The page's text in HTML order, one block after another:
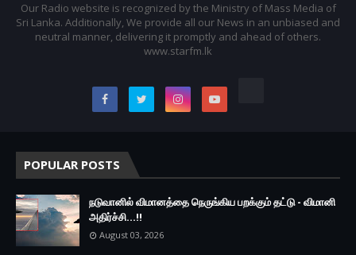
Our Radio website is recognized by the Ministry of Mass Media of
Sri Lanka. Additionally, We provide all our News in an unbiased and
neutral manner, delivering it promptly and ahead of others.
www.starfm.lk
POPULAR POSTS
நடுவானில் விமானத்தை நெருங்கிய பறக்கும் தட்டு - விமானி
அதிர்ச்சி...!!
August 03, 2026